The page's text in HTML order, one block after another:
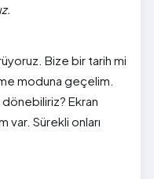
Bize bir tarih mi
moduna geçelim.
Ekran
var. Sürekli onları